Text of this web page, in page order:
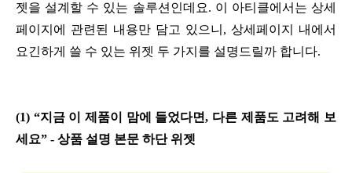
젯을 설계할 수 있는 솔루션인데요. 이 아티클에서는 상세
페이지에 관련된 내용만 담고 있으니, 상세페이지 내에서
요긴하게 쓸 수 있는 위젯 두 가지를 설명드릴까 합니다.
(1) “지금 이 제품이 맘에 들었다면, 다른 제품도 고려해 보
세요” - 상품 설명 본문 하단 위젯